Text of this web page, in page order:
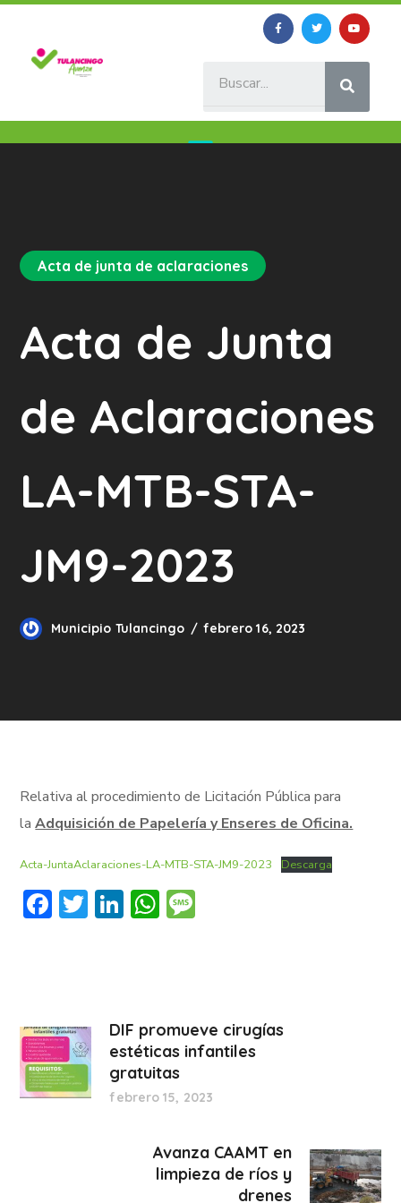
Acta de junta de aclaraciones
Acta de Junta
de Aclaraciones
LA-MTB-STA-
JM9-2023
Municipio Tulancingo febrero 16, 2023
Relativa al procedimiento de Licitación Pública para
la Adquisición de Papelería y Enseres de Oficina.
Acta-JuntaAclaraciones-LA-MTB-STA-JM9-2023 Descarga
Facebook
Twitter
LinkedIn
WhatsApp
DIF promueve cirugías
estéticas infantiles
gratuitas
febrero 15, 2023
Avanza CAAMT en
limpieza de ríos y
drenes